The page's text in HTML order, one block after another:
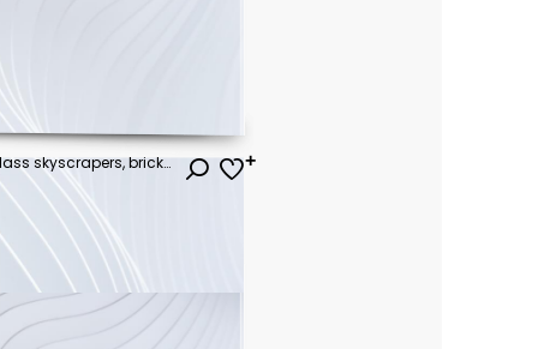
Dynamic urban scene with glass skyscrapers, brick office building and pedestrian bridge in blue light